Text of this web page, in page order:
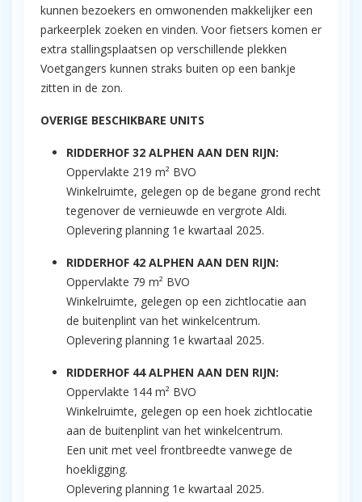
kunnen bezoekers en omwonenden makkelijker een
parkeerplek zoeken en vinden. Voor fietsers komen er
extra stallingsplaatsen op verschillende plekken
Voetgangers kunnen straks buiten op een bankje
zitten in de zon.
OVERIGE BESCHIKBARE UNITS
RIDDERHOF 32 ALPHEN AAN DEN RIJN:
Oppervlakte 219 m² BVO
Winkelruimte, gelegen op de begane grond recht
tegenover de vernieuwde en vergrote Aldi.
Oplevering planning 1e kwartaal 2025.
RIDDERHOF 42 ALPHEN AAN DEN RIJN:
Oppervlakte 79 m² BVO
Winkelruimte, gelegen op een zichtlocatie aan
de buitenplint van het winkelcentrum.
Oplevering planning 1e kwartaal 2025.
RIDDERHOF 44 ALPHEN AAN DEN RIJN:
Oppervlakte 144 m² BVO
Winkelruimte, gelegen op een hoek zichtlocatie
aan de buitenplint van het winkelcentrum.
Een unit met veel frontbreedte vanwege de
hoekligging.
Oplevering planning 1e kwartaal 2025.